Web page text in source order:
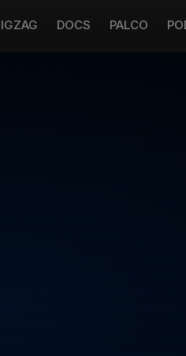
DOCS PALCO